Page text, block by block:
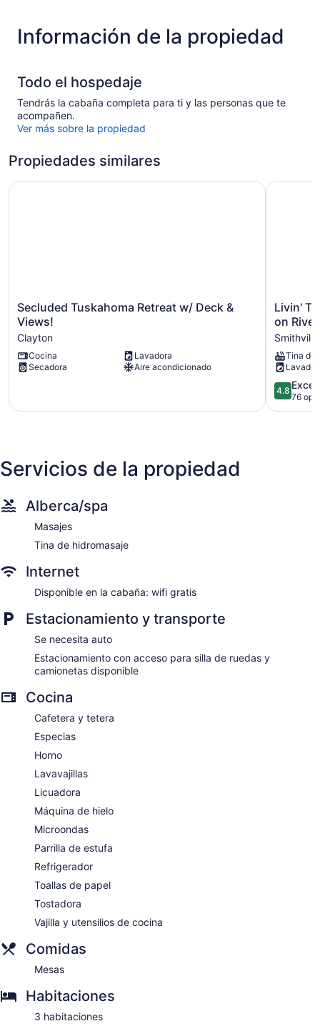
Información de la propiedad
Todo el hospedaje
Tendrás la cabaña completa para ti y las personas que te
acompañen.
Ver más sobre la propiedad
Propiedades similares
Secluded
Tuskahoma
Retreat
w/
Deck
&
Secluded Tuskahoma Retreat w/ Deck &
Views!
Clayton
Cocina
Lavadora
Secadora
Aire acondicionado
Secluded Tuskahoma Retreat w/ Deck & Views!
Livin'
The
Dream
-
Secluded
Luxury
Cabin
on
River's
Livin'
on
Smithville
Tina de
4.8
de
5,
4.8
76
Livin'
Servicios de la propiedad
Alberca/spa
Masajes
Tina de hidromasaje
Internet
Disponible en la cabaña: wifi gratis
Estacionamiento y transporte
Se necesita auto
Estacionamiento con acceso para silla de ruedas y
camionetas disponible
Cocina
Cafetera y tetera
Especias
Horno
Lavavajillas
Licuadora
Máquina de hielo
Microondas
Parrilla de estufa
Refrigerador
Toallas de papel
Tostadora
Vajilla y utensilios de cocina
Comidas
Mesas
Habitaciones
3 habitaciones